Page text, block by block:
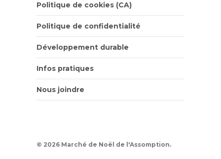
Politique de cookies (CA)
Politique de confidentialité
Développement durable
Infos pratiques
Nous joindre
© 2026 Marché de Noël de l'Assomption.